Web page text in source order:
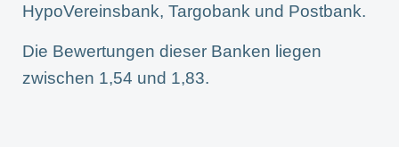
HypoVereinsbank, Targobank und Postbank.
Die Bewertungen dieser Banken liegen
zwischen 1,54 und 1,83.